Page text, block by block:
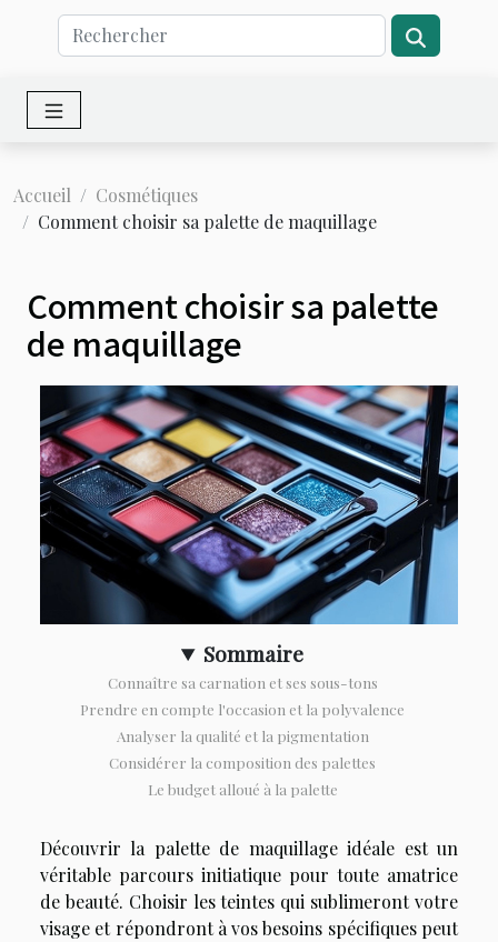
Accueil
Cosmétiques
Comment choisir sa palette de maquillage
Comment choisir sa palette
de maquillage
Sommaire
Connaître sa carnation et ses sous-tons
Prendre en compte l'occasion et la polyvalence
Analyser la qualité et la pigmentation
Considérer la composition des palettes
Le budget alloué à la palette
Découvrir la palette de maquillage idéale est un
véritable parcours initiatique pour toute amatrice
de beauté. Choisir les teintes qui sublimeront votre
visage et répondront à vos besoins spécifiques peut